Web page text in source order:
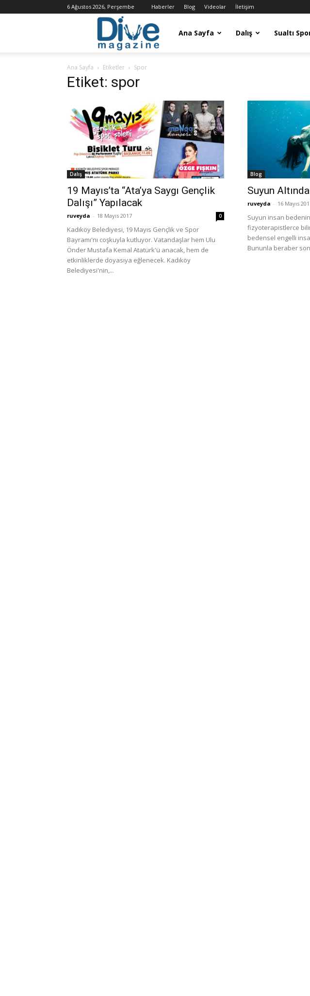
6 Ağustos 2026, Perşembe Haberler Blog Videolar İletişim
Dalış
/
Dive
Magazine
Türkiye
Ana Sayfa Dalış Sualtı
Ana Sayfa Etiketler Spor
Etiket: spor
Dalış
19 Mayıs’ta “Ata’ya Saygı Gençlik
Dalışı” Yapılacak
ruveyda - 18 Mayıs 2017 0
Kadıköy Belediyesi, 19 Mayıs Gençlik ve Spor
Bayramı'nı coşkuyla kutluyor. Vatandaşlar hem Ulu
Önder Mustafa Kemal Atatürk'ü anacak, hem de
etkinliklerde doyasıya eğlenecek. Kadıköy
Belediyesi'nin,...
Blog
Suyun
ruveyda - 16 Mayıs
Suyun insan
fizyoterapistlerce
bedensel engelli
Bununla beraber son